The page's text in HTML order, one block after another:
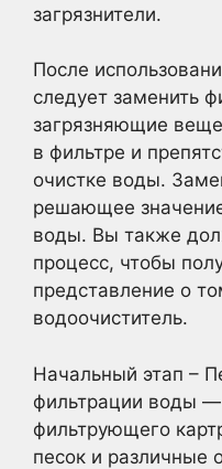
загрязнители.
После
следует заменить
загрязняющие
в фильтре и
очистке воды.
решающее
воды. Вы также
процесс, чтобы
представление о
водоочиститель.
Начальный этап –
фильтрации воды —
фильтрующего
песок и различные